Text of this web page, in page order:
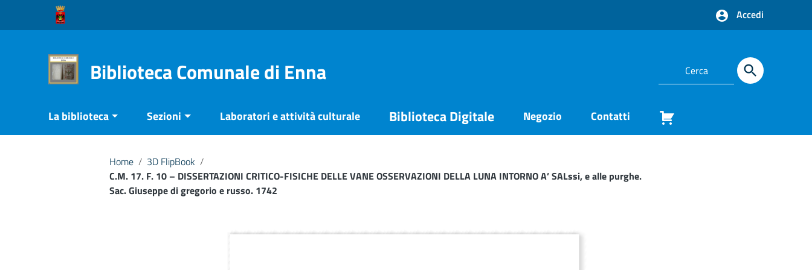
Vai ai contenuti
Vai al menu di navigazione
Accedi
Biblioteca Comunale di Enna
La biblioteca Sezioni Laboratori e attività culturale Biblioteca Digitale Negozio Contatti
Home / 3D FlipBook /
C.M. 17. F. 10 – DISSERTAZIONI CRITICO-FISICHE DELLE VANE OSSERVAZIONI DELLA LUNA INTORNO A’ SALssi, e alle purghe.
Sac. Giuseppe di gregorio e russo. 1742